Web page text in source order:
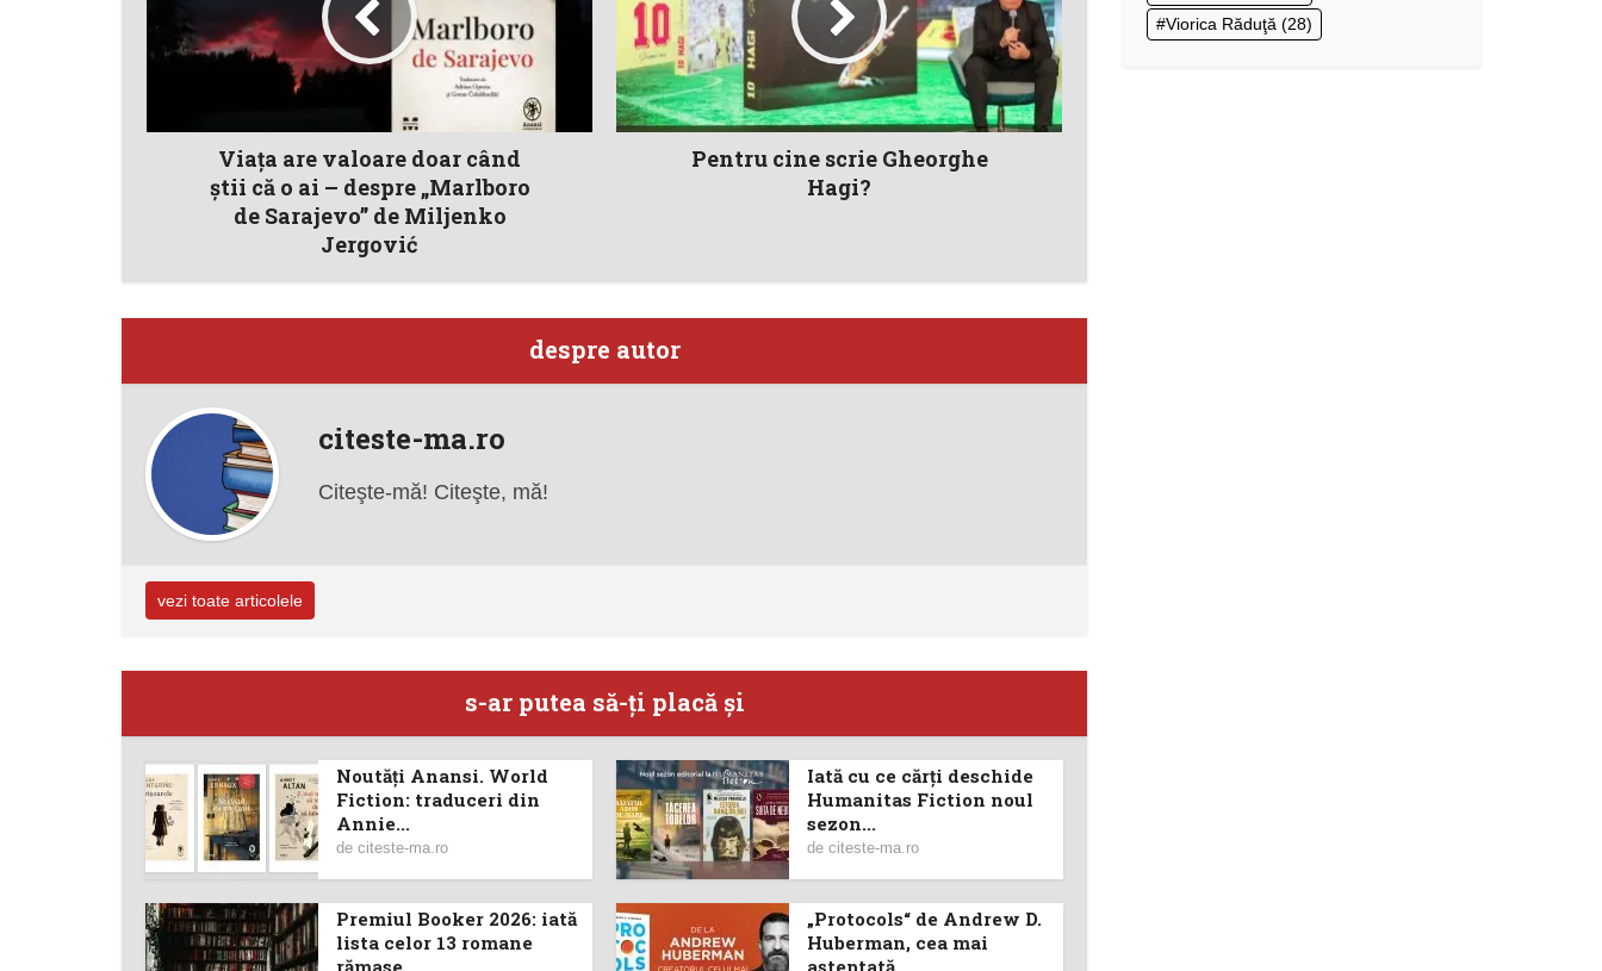
Viaţa are valoare doar când
ştii că o ai – despre „Marlboro
de Sarajevo” de Miljenko
Jergović
Pentru cine scrie Gheorghe
Hagi?
despre autor
citeste-ma.ro
Citeşte-mă! Citeşte, mă!
vezi toate articolele
s-ar putea să-ţi placă şi
Noutăţi Anansi. World
Fiction: traduceri din
Annie...
de citeste-ma.ro
Iată cu ce cărţi deschide
Humanitas Fiction noul
sezon...
de citeste-ma.ro
Premiul Booker 2026: iată
lista celor 13 romane
„Protocols“ de Andrew D.
Huberman, cea mai
Viorica Răduţă (28)